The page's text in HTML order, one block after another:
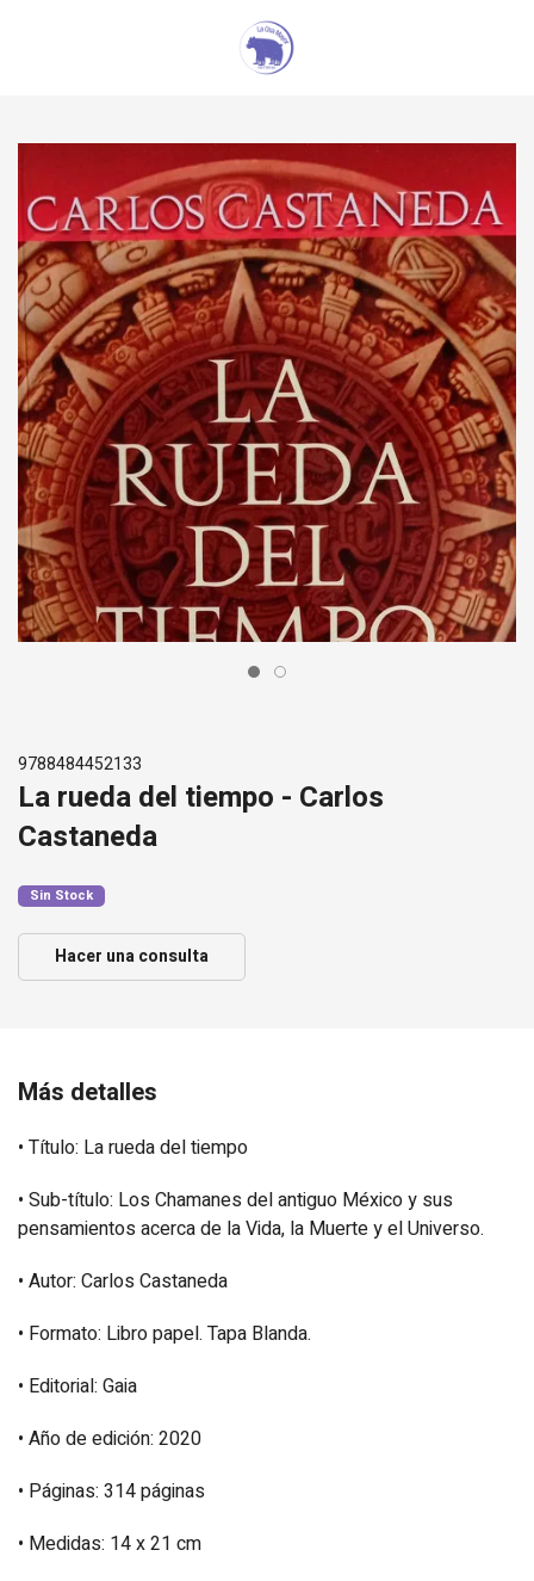
9788484452133
La rueda del tiempo - Carlos
Castaneda
Sin Stock
Hacer una consulta
Más detalles
• Título: La rueda del tiempo
• Sub-título: Los Chamanes del antiguo México y sus
pensamientos acerca de la Vida, la Muerte y el Universo.
• Autor: Carlos Castaneda
• Formato: Libro papel. Tapa Blanda.
• Editorial: Gaia
• Año de edición: 2020
• Páginas: 314 páginas
• Medidas: 14 x 21 cm